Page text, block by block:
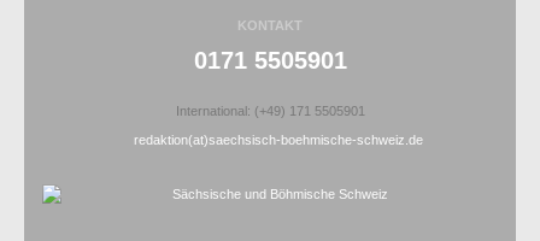
KONTAKT
0171 5505901
International: (+49) 171 5505901
redaktion(at)saechsisch-boehmische-schweiz.de